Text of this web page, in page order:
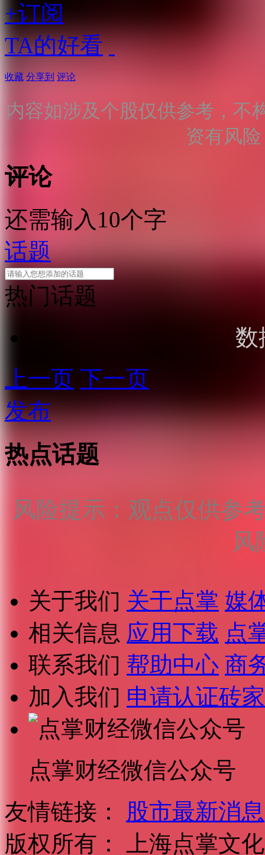
+订阅
TA的好看
收藏 分享到 评论
内容如涉及个股仅供参考，不
资有风
评论
还需输入10个字
话题
热门话题
数
上一页 下一页
发布
热点话题
风险提示：观点仅供参
风
关于我们 关于点掌 媒
相关信息 应用下载 点
联系我们 帮助中心 商
加入我们 申请认证砖家
点掌财经微信公众号
友情链接：
股市最新消息
版权所有：
上海点掌文